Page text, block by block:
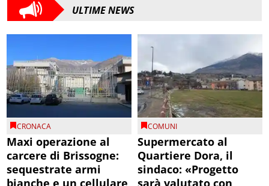
ULTIME NEWS
CRONACA
Maxi operazione al
carcere di Brissogne:
sequestrate armi
bianche e un cellulare
COMUNI
Supermercato al
Quartiere Dora, il
sindaco: «Progetto
sarà valutato con